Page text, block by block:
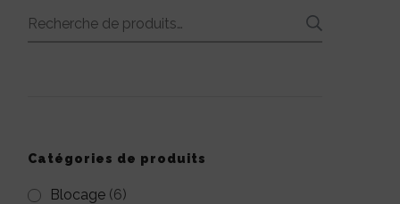
Recherche
Catégories de produits
Blocage (6)